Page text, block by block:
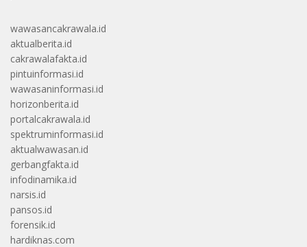
wawasancakrawala.id
aktualberita.id
cakrawalafakta.id
pintuinformasi.id
wawasaninformasi.id
horizonberita.id
portalcakrawala.id
spektruminformasi.id
aktualwawasan.id
gerbangfakta.id
infodinamika.id
narsis.id
pansos.id
forensik.id
hardiknas.com